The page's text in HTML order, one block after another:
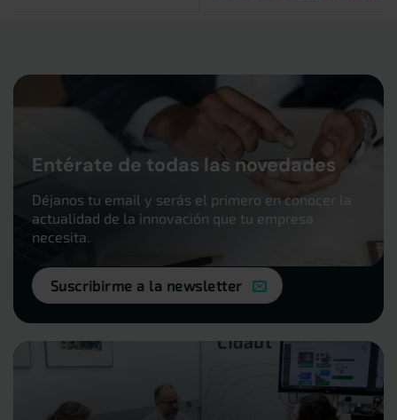
Entérate de todas las novedades
Déjanos tu email y serás el primero en conocer la
actualidad de la innovación que tu empresa
necesita.
Suscribirme a la newsletter